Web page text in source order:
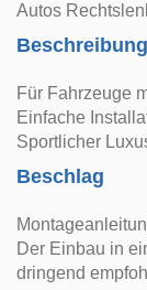
Autos
Beschreibung
Für Fahrzeuge
Einfache
Sportlicher
Beschlag
Der Einbau in
dringend